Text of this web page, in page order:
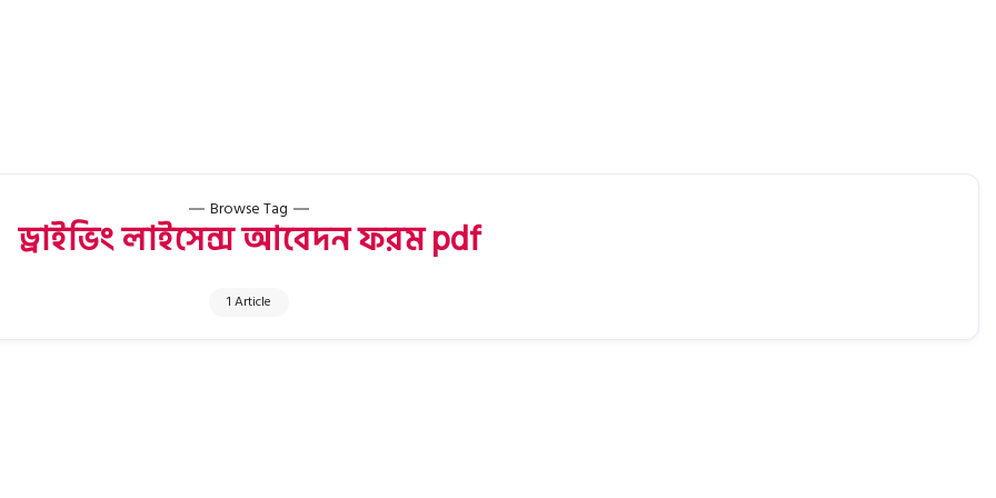
Browse Tag
ড্রাইভিং লাইসেন্স আবেদন ফরম pdf
1 Article